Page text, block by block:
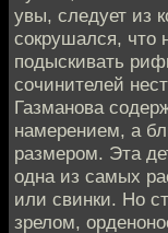
увы, следует из
сокрушался, что
подыскивать
сочинителей
Газманова
намерением, а
размером. Эта
одна из самых
или свинки. Но
зрелом,